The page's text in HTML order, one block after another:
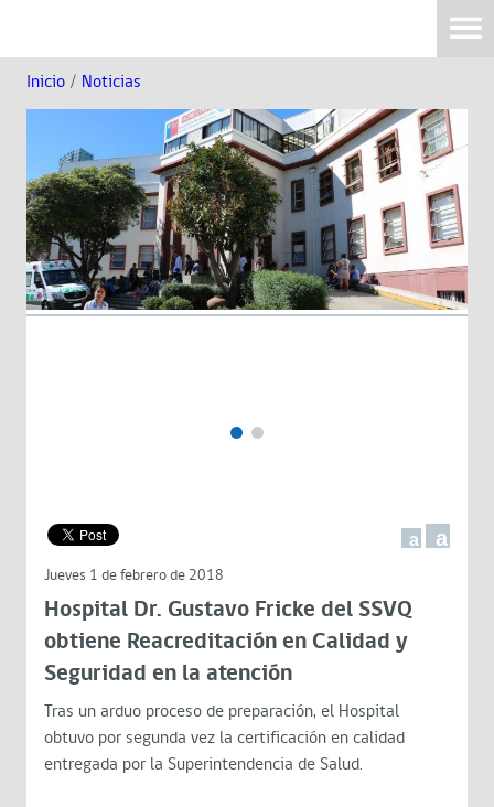
Inicio / Noticias
a a
Jueves 1 de febrero de 2018
Hospital Dr. Gustavo Fricke del SSVQ
obtiene Reacreditación en Calidad y
Seguridad en la atención
Tras un arduo proceso de preparación, el Hospital
obtuvo por segunda vez la certificación en calidad
entregada por la Superintendencia de Salud.